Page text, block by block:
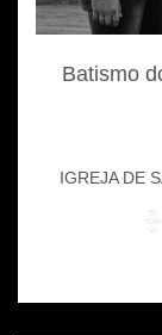
Batismo
IGREJA DE